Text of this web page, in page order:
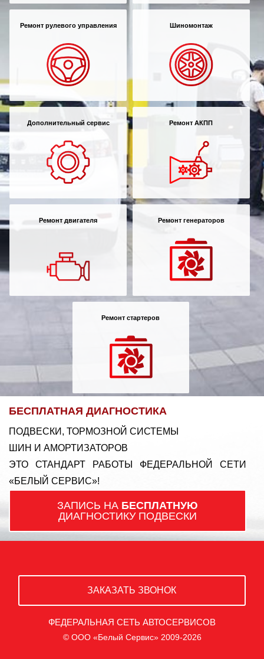
Ремонт рулевого управления Шиномонтаж
Дополнительный сервис Ремонт АКПП
Ремонт двигателя Ремонт генераторов
Ремонт стартеров
БЕСПЛАТНАЯ ДИАГНОСТИКА
ПОДВЕСКИ, ТОРМОЗНОЙ СИСТЕМЫ
ШИН И АМОРТИЗАТОРОВ
ЭТО СТАНДАРТ РАБОТЫ ФЕДЕРАЛЬНОЙ СЕТИ
«БЕЛЫЙ СЕРВИС»!
ЗАПИСЬ НА БЕСПЛАТНУЮ
ДИАГНОСТИКУ ПОДВЕСКИ
ЗАКАЗАТЬ ЗВОНОК
ФЕДЕРАЛЬНАЯ СЕТЬ АВТОСЕРВИСОВ
© ООО «Белый Сервис» 2009-2026